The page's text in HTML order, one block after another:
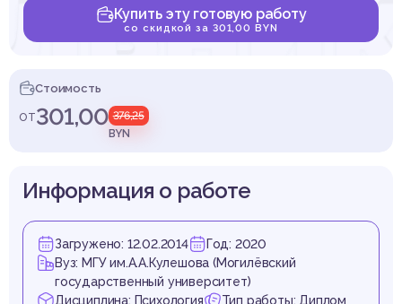
Купить эту готовую работу
со скидкой за 301,00 BYN
в
Стоимость
от301,00 376,25
BYN
Информация о работе
Загружено: 12.02.2014
Год: 2020
Вуз: МГУ им.А.А.Кулешова (Могилёвский
государственный университет)
Дисциплина: Психология
Тип работы: Диплом